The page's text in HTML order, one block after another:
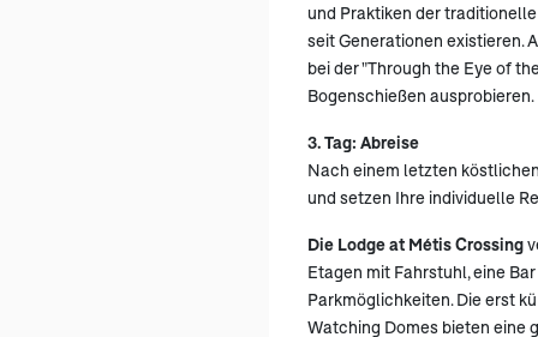
und Praktiken der
seit Generationen existieren.
bei der "Through the Eye of
Bogenschießen ausprobieren.
3. Tag: Abreise
Nach einem letzten
und setzen Ihre individuelle
Die Lodge at Métis Crossing
Etagen mit Fahrstuhl, eine
Parkmöglichkeiten. Die erst
Watching Domes bieten eine